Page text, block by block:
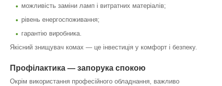
можливість заміни ламп і витратних матеріалів;
рівень енергоспоживання;
гарантію виробника.
Якісний знищувач комах — це інвестиція у комфорт і безпеку.
Профілактика — запорука спокою
Окрім використання професійного обладнання, важливо